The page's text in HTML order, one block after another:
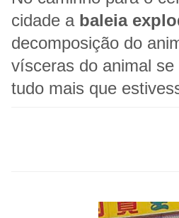
cidade a baleia
decomposição do
vísceras do animal
tudo mais que